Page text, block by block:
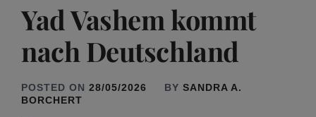
Yad Vashem kommt
nach Deutschland
POSTED ON 28/05/2026 BY SANDRA A.
BORCHERT